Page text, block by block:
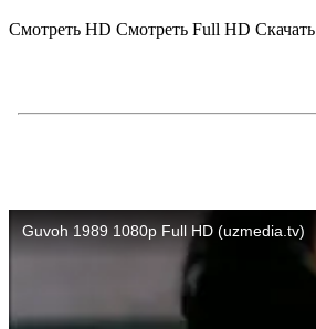
Смотреть HD Смотреть Full HD Скачать